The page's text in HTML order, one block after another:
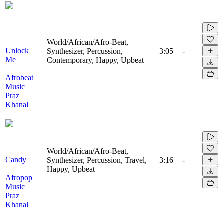
Unlock
Me
|
Afrobeat
Music
Praz
Khanal
World/African/Afro-Beat,
Synthesizer, Percussion,
Contemporary, Happy, Upbeat
3:05 -
Candy
|
Afropop
Music
Praz
Khanal
World/African/Afro-Beat,
Synthesizer, Percussion, Travel,
Happy, Upbeat
3:16 -